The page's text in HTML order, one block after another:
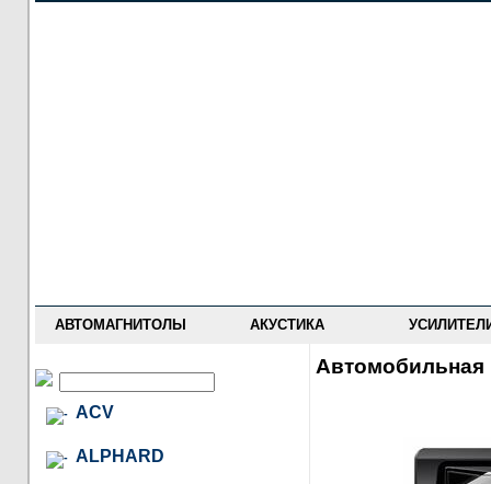
АВТОМАГНИТОЛЫ АКУСТИКА
ACV
ALPHARD
Автомобильная